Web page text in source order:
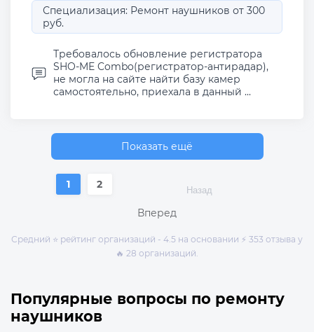
Специализация: Ремонт наушников от 300
руб.
Требовалось обновление регистратора
SHO-ME Combo(регистратор-антирадар),
не могла на сайте найти базу камер
самостоятельно, приехала в данный ...
Показать ещё
Назад
1 2
Вперед
Средний ⭐ рейтинг организаций - 4.5 на основании ⚡ 353 отзыва у
🔥 28 организаций.
Популярные вопросы по ремонту
наушников